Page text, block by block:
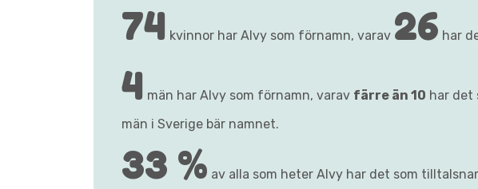
74 kvinnor har Alvy som förnamn, varav 26 har
4 män har Alvy som förnamn, varav färre än 10 har det
män i Sverige bär namnet.
33 % av alla som heter Alvy har det som